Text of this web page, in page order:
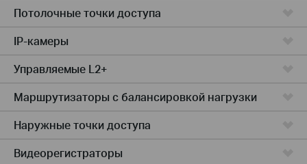
Потолочные точки доступа
IP-камеры
Управляемые L2+
Маршрутизаторы с балансировкой нагрузки
Наружные точки доступа
Видеорегистраторы